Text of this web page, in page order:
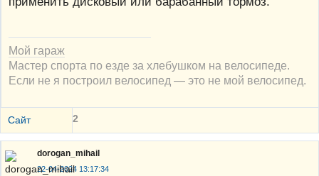
Мой гараж
Мастер спорта по езде за хлебушком на велосипеде.
Если не я построил велосипед — это не мой велосипед.
Сайт 2
dorogan_mihail
22-04-2024 13:17:34